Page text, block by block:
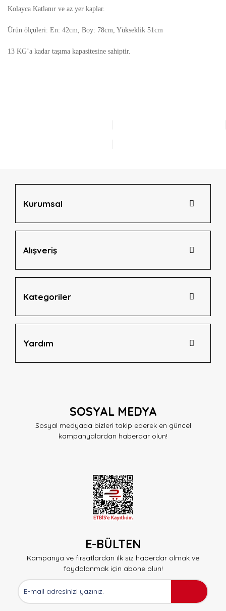
Kolayca Katlanır ve az yer kaplar.
Ürün ölçüleri: En: 42cm, Boy: 78cm, Yükseklik 51cm
13 KG’a kadar taşıma kapasitesine sahiptir.
Ürün açıklamasında eksik bilgiler bulunuyor.
Kurumsal
Alışveriş
Kategoriler
Yardım
SOSYAL MEDYA
Sosyal medyada bizleri takip ederek en güncel
kampanyalardan haberdar olun!
E-BÜLTEN
Kampanya ve fırsatlardan ilk siz haberdar olmak ve
faydalanmak için abone olun!